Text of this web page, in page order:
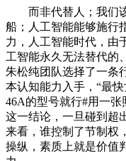
而非代替人；我们该
船；人工智能能够施行
力，人工智能时代，由
工智能永久无法替代的
朱松纯团队选择了一条
本认知能力入手，“最
46A的型号就行#用一
这一结论，一旦碰到超
来看，谁控制了节制权
操纵，素质上就是价值